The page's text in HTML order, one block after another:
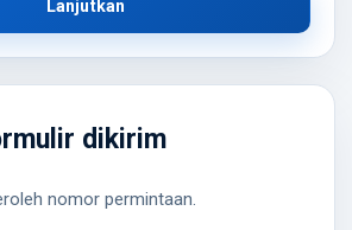
Lanjutkan
dikirim
nomor permintaan.